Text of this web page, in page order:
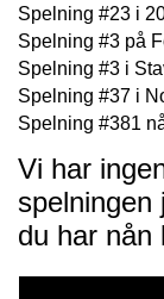
Spelning #23 i
Spelning #3 på
Spelning #3 i
Spelning #37 i
Spelning #381
Vi har
spelningen
du har nån